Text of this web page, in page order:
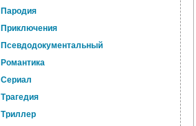
Пародия
Приключения
Псевдодокументальный
Романтика
Cериал
Трагедия
Триллер